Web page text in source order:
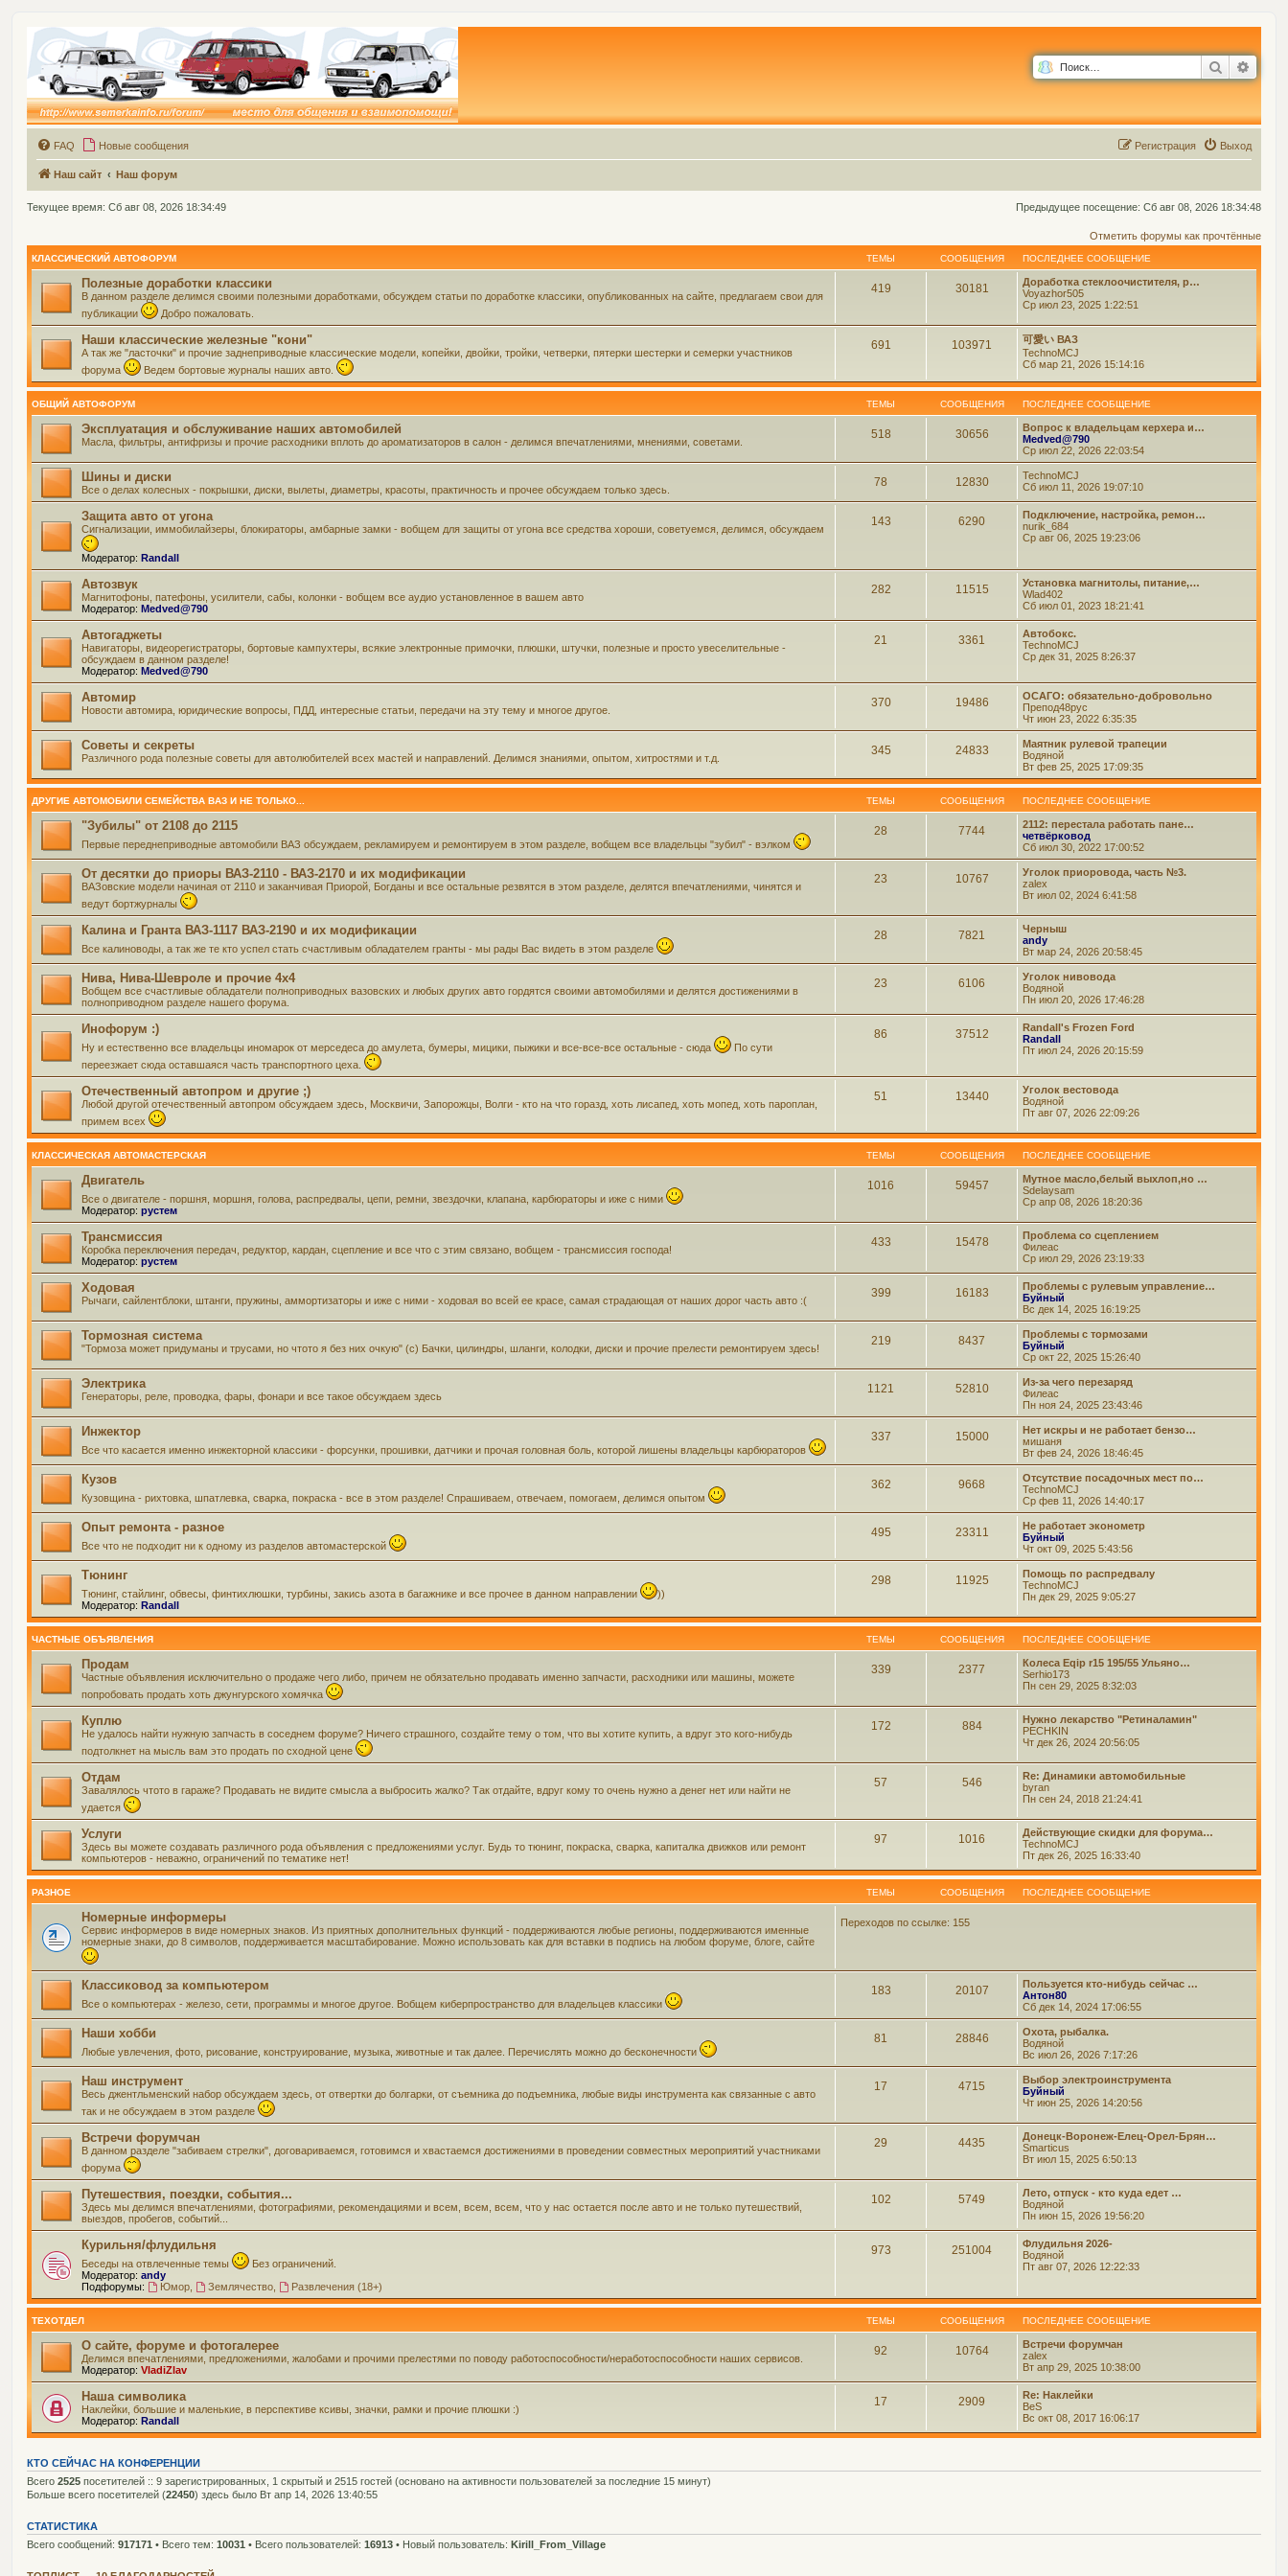
Поиск
FAQ Новые сообщения Выход
Регистрация
Наш сайт Наш форум
Предыдущее посещение: Сб авг 08, 2026 18:34:48
Текущее время: Сб авг 08, 2026 18:34:49
Отметить форумы как прочтённые
КЛАССИЧЕСКИЙ АВТОФОРУМ ТЕМЫ СООБЩЕНИЯ ПОСЛЕДНЕЕ СООБЩЕНИЕ
Полезные доработки классики
В данном разделе делимся своими полезными доработками, обсуждем статьи по доработке классики, опубликованных на сайте, предлагаем свои для
публикации
Добро пожаловать.
419 30181
Доработка стеклоочистителя, р…
Voyazhor505
Ср июл 23, 2025 1:22:51
Наши классические железные "кони"
А так же "ласточки" и прочие заднеприводные классические модели, копейки, двойки, тройки, четверки, пятерки шестерки и семерки участников
форума
Ведем бортовые журналы наших авто.
691 103971
可愛い ВАЗ
TechnoMCJ
Сб мар 21, 2026 15:14:16
ОБЩИЙ АВТОФОРУМ ТЕМЫ СООБЩЕНИЯ ПОСЛЕДНЕЕ СООБЩЕНИЕ
Эксплуатация и обслуживание наших автомобилей
Масла, фильтры, антифризы и прочие расходники вплоть до ароматизаторов в салон - делимся впечатлениями, мнениями, советами.
518 30656
Вопрос к владельцам керхера и…
Medved@790
Ср июл 22, 2026 22:03:54
Шины и диски
Все о делах колесных - покрышки, диски, вылеты, диаметры, красоты, практичность и прочее обсуждаем только здесь.
78 12830
TechnoMCJ
Сб июл 11, 2026 19:07:10
Защита авто от угона
Сигнализации, иммобилайзеры, блокираторы, амбарные замки - вобщем для защиты от угона все средства хороши, советуемся, делимся, обсуждаем
Модератор: Randall
143 6290
Подключение, настройка, ремон…
nurik_684
Ср авг 06, 2025 19:23:06
Автозвук
Магнитофоны, патефоны, усилители, сабы, колонки - вобщем все аудио установленное в вашем авто
Модератор: Medved@790
282 11515
Установка магнитолы, питание,…
Wlad402
Сб июл 01, 2023 18:21:41
Автогаджеты
Навигаторы, видеорегистраторы, бортовые кампухтеры, всякие электронные примочки, плюшки, штучки, полезные и просто увеселительные -
обсуждаем в данном разделе!
Модератор: Medved@790
21 3361
Автобокс.
TechnoMCJ
Ср дек 31, 2025 8:26:37
Автомир
Новости автомира, юридические вопросы, ПДД, интересные статьи, передачи на эту тему и многое другое.
370 19486
ОСАГО: обязательно-добровольно
Препод48рус
Чт июн 23, 2022 6:35:35
Советы и секреты
Различного рода полезные советы для автолюбителей всех мастей и направлений. Делимся знаниями, опытом, хитростями и т.д.
345 24833
Маятник рулевой трапеции
Водяной
Вт фев 25, 2025 17:09:35
ДРУГИЕ АВТОМОБИЛИ СЕМЕЙСТВА ВАЗ И НЕ ТОЛЬКО... ТЕМЫ СООБЩЕНИЯ ПОСЛЕДНЕЕ СООБЩЕНИЕ
"Зубилы" от 2108 до 2115
Первые переднеприводные автомобили ВАЗ обсуждаем, рекламируем и ремонтируем в этом разделе, вобщем все владельцы "зубил" - вэлком
28 7744
2112: перестала работать пане…
четвёрковод
Сб июл 30, 2022 17:00:52
От десятки до приоры ВАЗ-2110 - ВАЗ-2170 и их модификации
ВАЗовские модели начиная от 2110 и заканчивая Приорой, Богданы и все остальные резвятся в этом разделе, делятся впечатлениями, чинятся и
ведут бортжурналы
23 10767
Уголок приоровода, часть №3.
zalex
Вт июл 02, 2024 6:41:58
Калина и Гранта ВАЗ-1117 ВАЗ-2190 и их модификации
Все калиноводы, а так же те кто успел стать счастливым обладателем гранты - мы рады Вас видеть в этом разделе
28 7821
Черныш
andy
Вт мар 24, 2026 20:58:45
Нива, Нива-Шевроле и прочие 4х4
Вобщем все счастливые обладатели полноприводных вазовских и любых других авто гордятся своими автомобилями и делятся достижениями в
полноприводном разделе нашего форума.
23 6106
Уголок нивовода
Водяной
Пн июл 20, 2026 17:46:28
Инофорум :)
Ну и естественно все владельцы иномарок от мерседеса до амулета, бумеры, мицики, пыжики и все-все-все остальные - сюда
По сути
переезжает сюда оставшаяся часть транспортного цеха.
86 37512
Randall's Frozen Ford
Randall
Пт июл 24, 2026 20:15:59
Отечественный автопром и другие ;)
Любой другой отечественный автопром обсуждаем здесь, Москвичи, Запорожцы, Волги - кто на что горазд, хоть лисапед, хоть мопед, хоть пароплан,
примем всех
51 13440
Уголок вестовода
Водяной
Пт авг 07, 2026 22:09:26
КЛАССИЧЕСКАЯ АВТОМАСТЕРСКАЯ ТЕМЫ СООБЩЕНИЯ ПОСЛЕДНЕЕ СООБЩЕНИЕ
Двигатель
Все о двигателе - поршня, моршня, голова, распредвалы, цепи, ремни, звездочки, клапана, карбюраторы и иже с ними
Модератор: рустем
1016 59457
Мутное масло,белый выхлоп,но …
Sdelaysam
Ср апр 08, 2026 18:20:36
Трансмиссия
Коробка переключения передач, редуктор, кардан, сцепление и все что с этим связано, вобщем - трансмиссия господа!
Модератор: рустем
433 15478
Проблема со сцеплением
Филеас
Ср июл 29, 2026 23:19:33
Ходовая
Рычаги, сайлентблоки, штанги, пружины, аммортизаторы и иже с ними - ходовая во всей ее красе, самая страдающая от наших дорог часть авто :(
399 16183
Проблемы с рулевым управление…
Буйный
Вс дек 14, 2025 16:19:25
Тормозная система
"Тормоза может придуманы и трусами, но чтото я без них очкую" (с) Бачки, цилиндры, шланги, колодки, диски и прочие прелести ремонтируем здесь!
219 8437
Проблемы с тормозами
Буйный
Ср окт 22, 2025 15:26:40
Электрика
Генераторы, реле, проводка, фары, фонари и все такое обсуждаем здесь
1121 52810
Из-за чего перезаряд
Филеас
Пн ноя 24, 2025 23:43:46
Инжектор
Все что касается именно инжекторной классики - форсунки, прошивки, датчики и прочая головная боль, которой лишены владельцы карбюраторов
337 15000
Нет искры и не работает бензо…
мишаня
Вт фев 24, 2026 18:46:45
Кузов
Кузовщина - рихтовка, шпатлевка, сварка, покраска - все в этом разделе! Спрашиваем, отвечаем, помогаем, делимся опытом
362 9668
Отсутствие посадочных мест по…
TechnoMCJ
Ср фев 11, 2026 14:40:17
Опыт ремонта - разное
Все что не подходит ни к одному из разделов автомастерской
495 23311
Не работает эконометр
Буйный
Чт окт 09, 2025 5:43:56
Тюнинг
Тюнинг, стайлинг, обвесы, финтихлюшки, турбины, закись азота в багажнике и все прочее в данном направлении
))
Модератор: Randall
298 11925
Помощь по распредвалу
TechnoMCJ
Пн дек 29, 2025 9:05:27
ЧАСТНЫЕ ОБЪЯВЛЕНИЯ ТЕМЫ СООБЩЕНИЯ ПОСЛЕДНЕЕ СООБЩЕНИЕ
Продам
Частные объявления исключительно о продаже чего либо, причем не обязательно продавать именно запчасти, расходники или машины, можете
попробовать продать хоть джунгурского хомячка
339 2377
Колеса Eqip r15 195/55 Ульяно…
Serhio173
Пн сен 29, 2025 8:32:03
Куплю
Не удалось найти нужную запчасть в соседнем форуме? Ничего страшного, создайте тему о том, что вы хотите купить, а вдруг это кого-нибудь
подтолкнет на мысль вам это продать по сходной цене
172 884
Нужно лекарство "Ретиналамин"
PECHKIN
Чт дек 26, 2024 20:56:05
Отдам
Завалялось чтото в гараже? Продавать не видите смысла а выбросить жалко? Так отдайте, вдруг кому то очень нужно а денег нет или найти не
удается
57 546
Re: Динамики автомобильные
byran
Пн сен 24, 2018 21:24:41
Услуги
Здесь вы можете создавать различного рода объявления с предложениями услуг. Будь то тюнинг, покраска, сварка, капиталка движков или ремонт
компьютеров - неважно, ограничений по тематике нет!
97 1016
Действующие скидки для форума…
TechnoMCJ
Пт дек 26, 2025 16:33:40
РАЗНОЕ ТЕМЫ СООБЩЕНИЯ ПОСЛЕДНЕЕ СООБЩЕНИЕ
Номерные информеры
Сервис информеров в виде номерных знаков. Из приятных дополнительных функций - поддерживаются любые регионы, поддерживаются именные
номерные знаки, до 8 символов, поддерживается масштабирование. Можно использовать как для вставки в подпись на любом форуме, блоге, сайте
Переходов по ссылке: 155
Классиковод за компьютером
Все о компьютерах - железо, сети, программы и многое другое. Вобщем киберпространство для владельцев классики
183 20107
Пользуется кто-нибудь сейчас …
Антон80
Сб дек 14, 2024 17:06:55
Наши хобби
Любые увлечения, фото, рисование, конструирование, музыка, животные и так далее. Перечислять можно до бесконечности
81 28846
Охота, рыбалка.
Водяной
Вс июл 26, 2026 7:17:26
Наш инструмент
Весь джентльменский набор обсуждаем здесь, от отвертки до болгарки, от съемника до подъемника, любые виды инструмента как связанные с авто
так и не обсуждаем в этом разделе
17 4715
Выбор электроинструмента
Буйный
Чт июн 25, 2026 14:20:56
Встречи форумчан
В данном разделе "забиваем стрелки", договариваемся, готовимся и хвастаемся достижениями в проведении совместных мероприятий участниками
форума
29 4435
Донецк-Воронеж-Елец-Орел-Брян…
Smarticus
Вт июл 15, 2025 6:50:13
Путешествия, поездки, события...
Здесь мы делимся впечатлениями, фотографиями, рекомендациями и всем, всем, всем, что у нас остается после авто и не только путешествий,
выездов, пробегов, событий...
102 5749
Лето, отпуск - кто куда едет …
Водяной
Пн июн 15, 2026 19:56:20
Курильня/флудильня
Беседы на отвлеченные темы
Без ограничений.
Модератор: andy
Подфорумы:
Юмор, Землячество, Развлечения (18+)
973 251004
Флудильня 2026-
Водяной
Пт авг 07, 2026 12:22:33
ТЕХОТДЕЛ ТЕМЫ СООБЩЕНИЯ ПОСЛЕДНЕЕ СООБЩЕНИЕ
О сайте, форуме и фотогалерее
Делимся впечатлениями, предложениями, жалобами и прочими прелестями по поводу работоспособности/неработоспособности наших сервисов.
Модератор: VladiZlav
92 10764
Встречи форумчан
zalex
Вт апр 29, 2025 10:38:00
Наша символика
Наклейки, большие и маленькие, в перспективе ксивы, значки, рамки и прочие плюшки :)
Модератор: Randall
17 2909
Re: Наклейки
BeS
Вс окт 08, 2017 16:06:17
КТО СЕЙЧАС НА КОНФЕРЕНЦИИ
Всего 2525 посетителей :: 9 зарегистрированных, 1 скрытый и 2515 гостей (основано на активности пользователей за последние 15 минут)
Больше всего посетителей (22450) здесь было Вт апр 14, 2026 13:40:55
СТАТИСТИКА
Всего сообщений: 917171 • Всего тем: 10031 • Всего пользователей: 16913 • Новый пользователь: Kirill_From_Village